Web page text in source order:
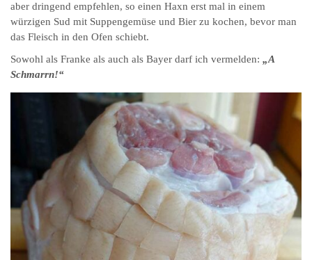
aber dringend empfehlen, so einen Haxn erst mal in einem
würzigen Sud mit Suppengemüse und Bier zu kochen, bevor man
das Fleisch in den Ofen schiebt.
Sowohl als Franke als auch als Bayer darf ich vermelden: „A
Schmarrn!“